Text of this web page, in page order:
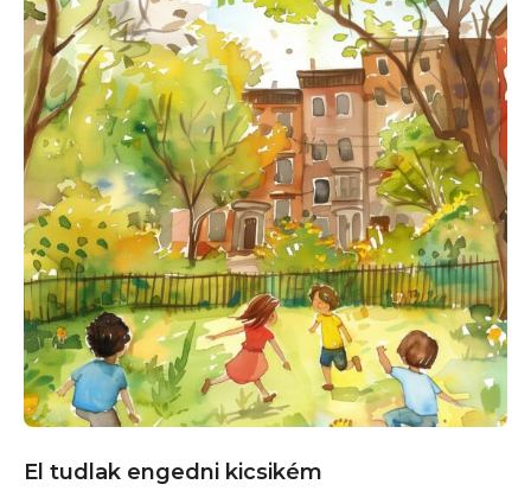
El tudlak engedni kicsikém